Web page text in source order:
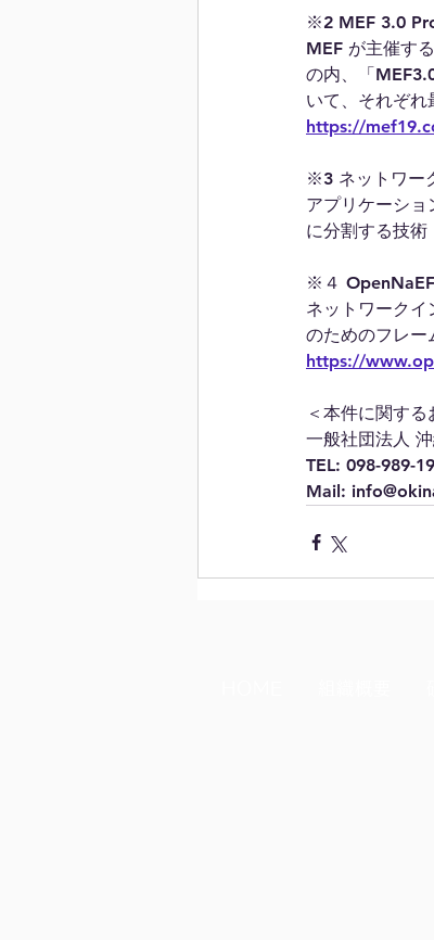
※2 MEF 3.0
MEF が主催す
の内、「
いて、それぞ
https://
※3 ネットワー
アプリケーシ
に分割する技術
※４ OpenNaEF
ネットワーク
のためのフレー
https://
＜本件に関する
一般社団法人
TEL: 098-989-
Mail: